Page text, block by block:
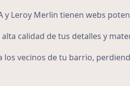
y Leroy Merlin tienen webs
calidad de tus detalles y
los vecinos de tu barrio,